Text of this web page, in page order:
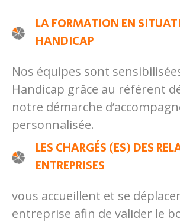
LA FORMATION EN
HANDICAP
Nos équipes sont
Handicap grâce au référent
notre démarche
personnalisée.
LES CHARGÉS (ES) DES
ENTREPRISES
vous accueillent et se
entreprise afin de valider le